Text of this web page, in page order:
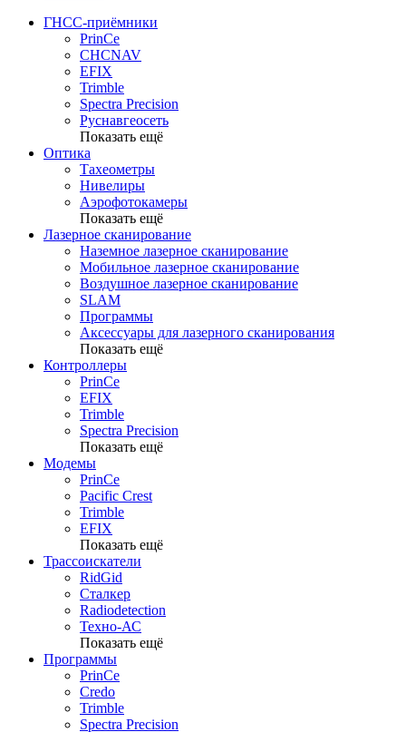
ГНСС-приёмники
PrinCe
CHCNAV
EFIX
Trimble
Spectra Precision
Руснавгеосеть
Показать ещё
Оптика
Тахеометры
Нивелиры
Аэрофотокамеры
Показать ещё
Лазерное сканирование
Наземное лазерное сканирование
Мобильное лазерное сканирование
Воздушное лазерное сканирование
SLAM
Программы
Аксессуары для лазерного сканирования
Показать ещё
Контроллеры
PrinCe
EFIX
Trimble
Spectra Precision
Показать ещё
Модемы
PrinCe
Pacific Crest
Trimble
EFIX
Показать ещё
Трассоискатели
RidGid
Сталкер
Radiodetection
Техно-АС
Показать ещё
Программы
PrinCe
Credo
Trimble
Spectra Precision